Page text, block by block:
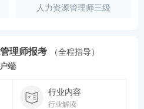
人力资源管理师三级
理师报考
（全程指导）
端
行业内容
行业解读